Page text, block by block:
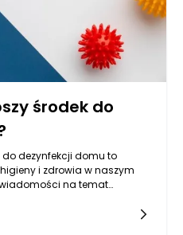
środek do
dezynfekcji domu to
i zdrowia w naszym
na temat